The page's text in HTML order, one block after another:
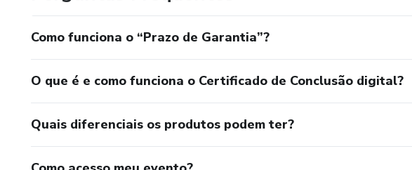
Como funciona o “Prazo de Garantia”?
O que é e como funciona o Certificado de Conclusão digital?
Quais diferenciais os produtos podem ter?